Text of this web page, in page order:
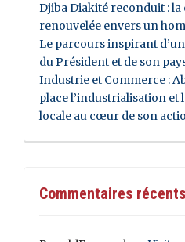
Djiba Diakité reconduit :
renouvelée envers un
Le parcours inspirant
du Président et de son
Industrie et Commerce :
place l’industrialisation
locale au cœur de son
Commentaires récents